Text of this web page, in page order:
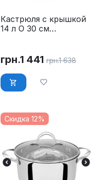
Кастрюля с крышкой
14 л O 30 см
грн.1 441 грн.1 638
Скидка 12%